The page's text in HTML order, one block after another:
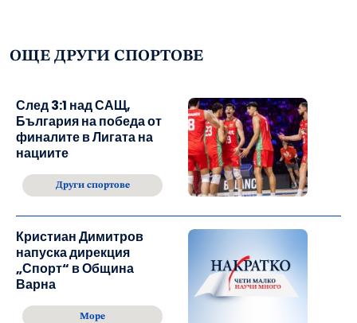
ОЩЕ ДРУГИ СПОРТОВЕ
След 3:1 над САЩ,
България на победа от
финалите в Лигата на
нациите
Други спортове
Кристиан Димитров
напуска дирекция
„Спорт“ в Община
Варна
Море